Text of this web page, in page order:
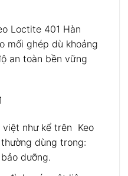
Loctite 401 Hàn
mối ghép dù khoảng
an toàn bền vững
như kể trên Keo
dùng trong:
dưỡng.